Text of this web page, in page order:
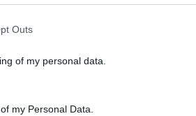
Outs
of my personal data.
my Personal Data.
incontrano